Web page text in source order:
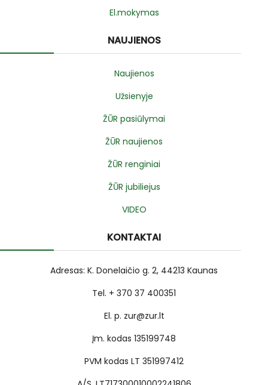
El.mokymas
NAUJIENOS
Naujienos
Užsienyje
ŽŪR pasiūlymai
ŽŪR naujienos
ŽŪR renginiai
ŽŪR jubiliejus
VIDEO
KONTAKTAI
Adresas: K. Donelaičio g. 2, 44213 Kaunas
Tel. + 370 37 400351
El. p. zur@zur.lt
Įm. kodas 135199748
PVM kodas LT 351997412